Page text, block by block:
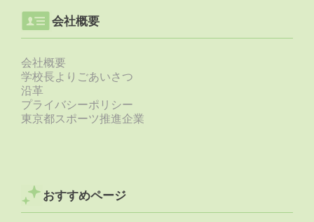
会社概要
会社概要
学校長よりごあいさつ
沿革
プライバシーポリシー
東京都スポーツ推進企業
おすすめページ